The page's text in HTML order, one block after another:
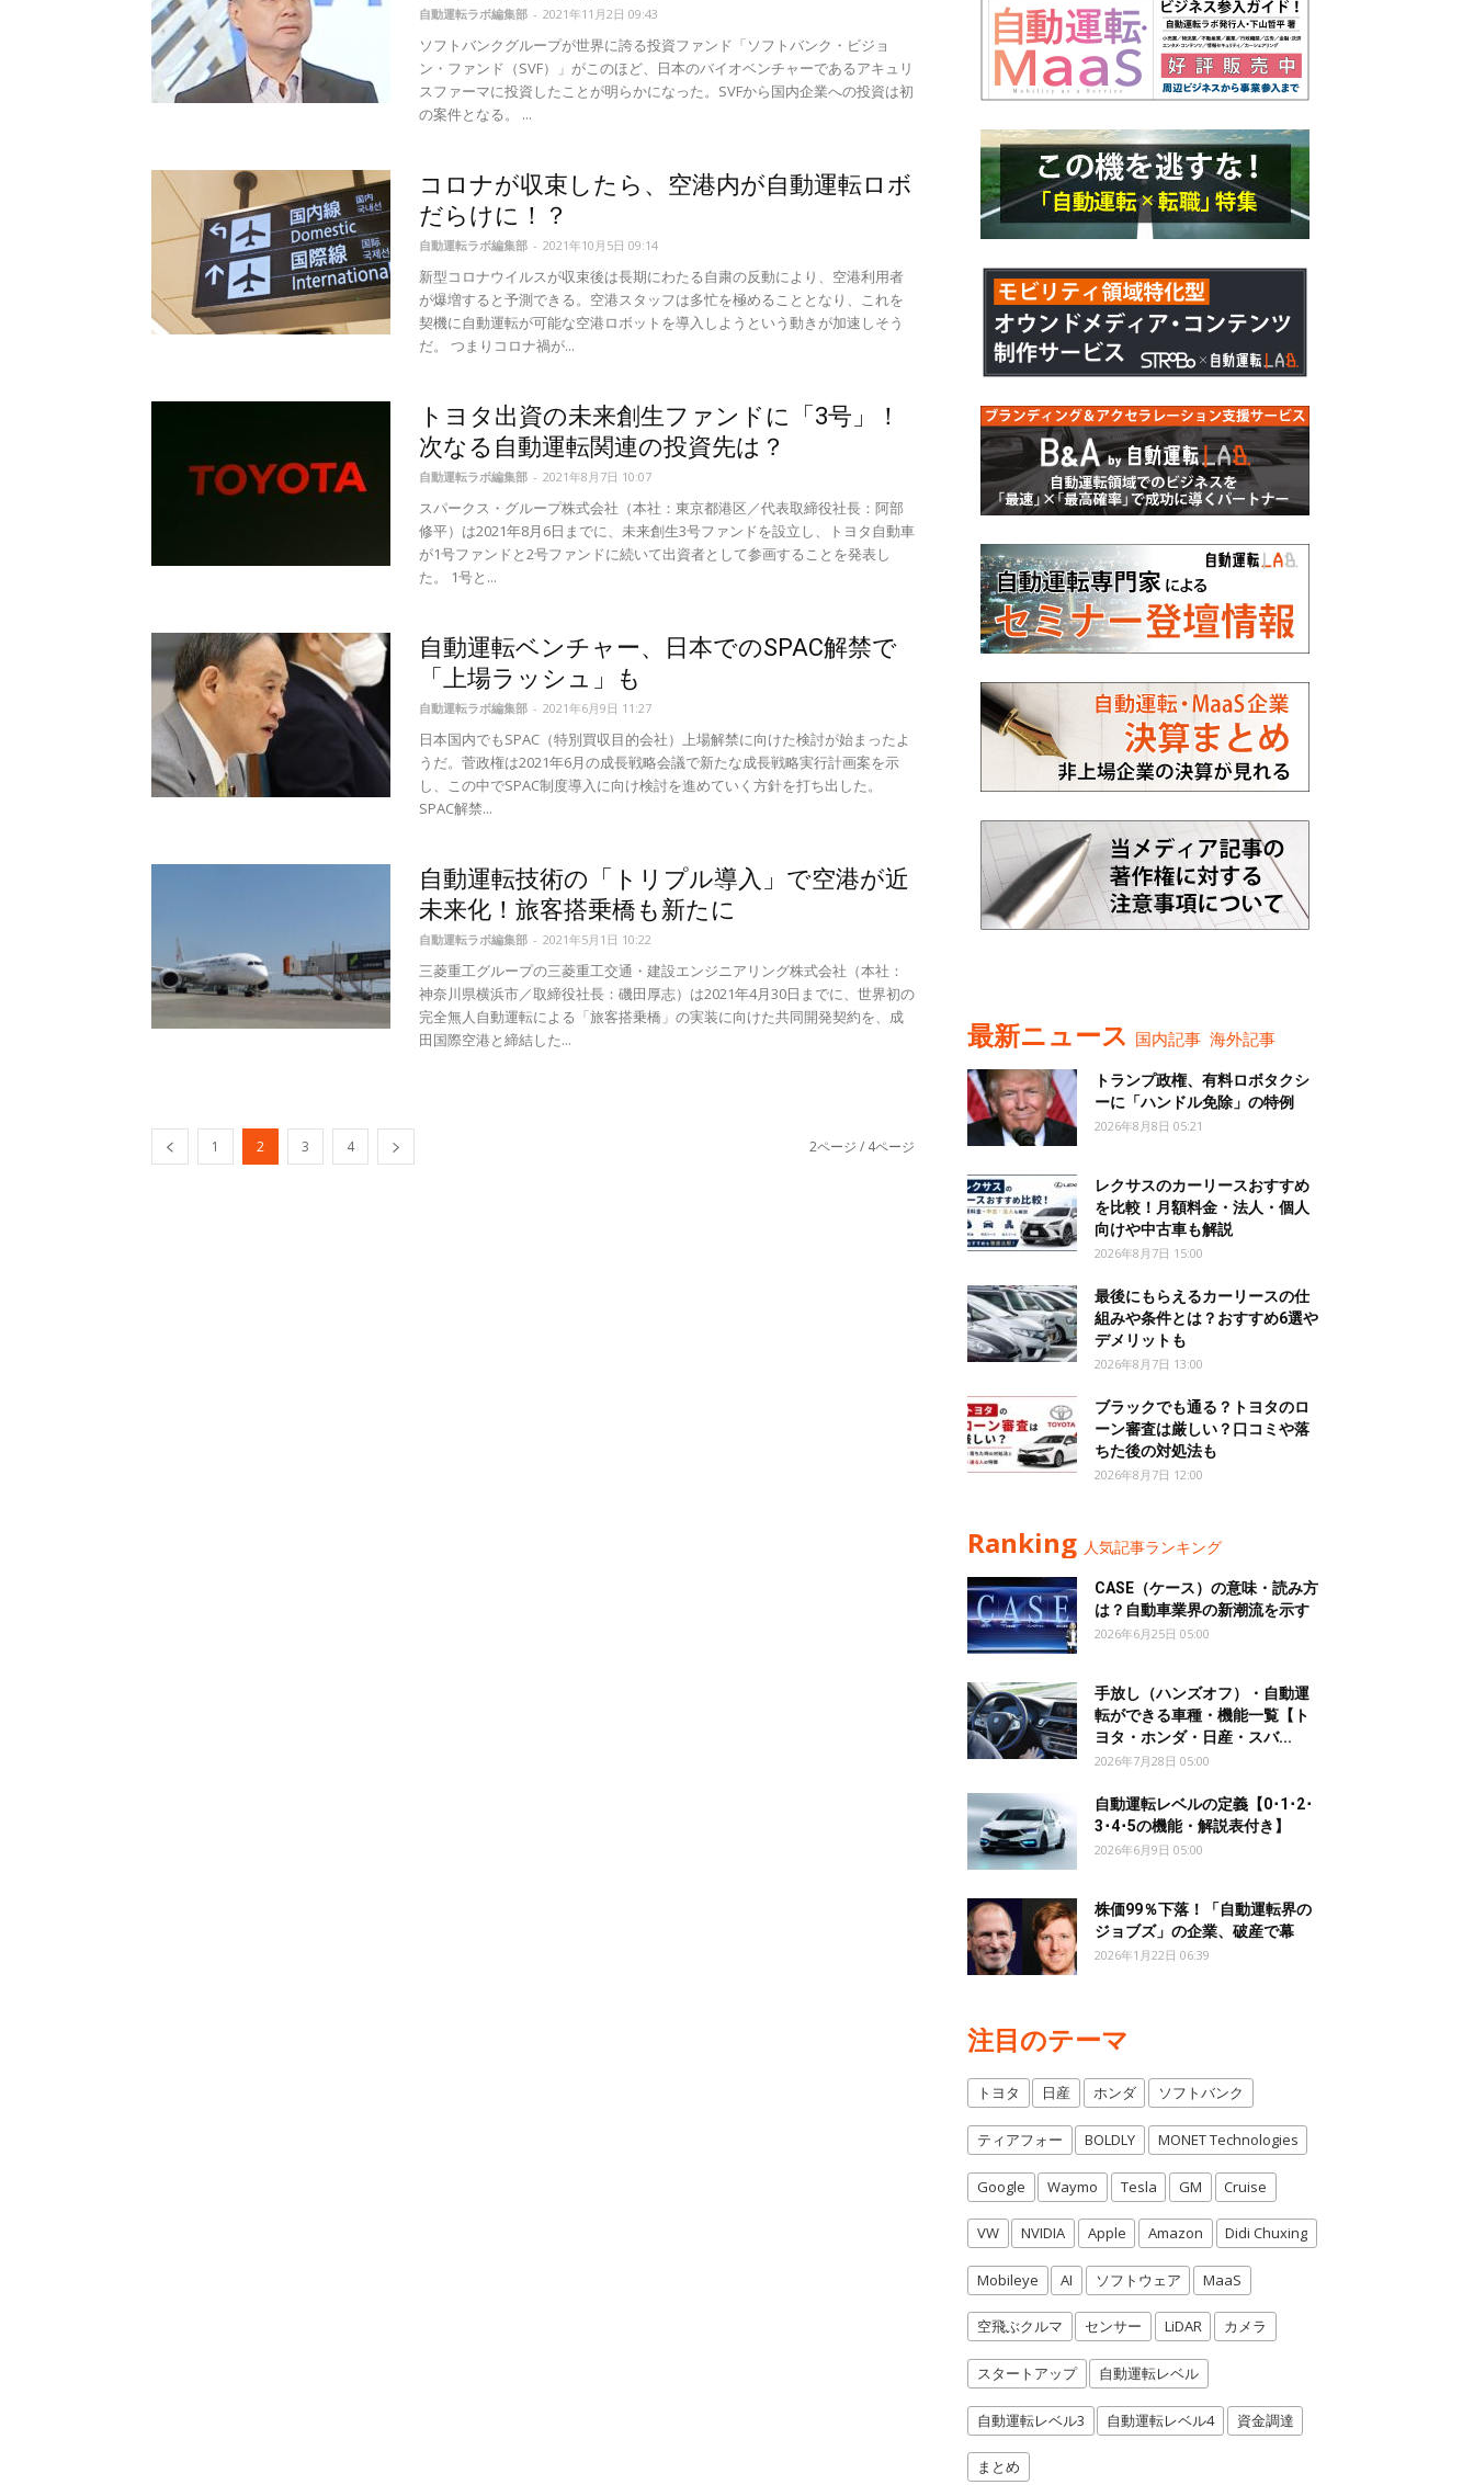
自動運転ラボ編集部 - 2021年11月2日 09:43
ソフトバンクグループが世界に誇る投資ファンド「ソフトバンク・ビジョ
ン・ファンド（SVF）」がこのほど、日本のバイオベンチャーであるアキュリ
スファーマに投資したことが明らかになった。SVFから国内企業への投資は初
の案件となる。 ...
コロナが収束したら、空港内が自動運転ロボ
だらけに！？
自動運転ラボ編集部 - 2021年10月5日 09:14
新型コロナウイルスが収束後は長期にわたる自粛の反動により、空港利用者
が爆増すると予測できる。空港スタッフは多忙を極めることとなり、これを
契機に自動運転が可能な空港ロボットを導入しようという動きが加速しそう
だ。 つまりコロナ禍が...
トヨタ出資の未来創生ファンドに「3号」！
次なる自動運転関連の投資先は？
自動運転ラボ編集部 - 2021年8月7日 10:07
スパークス・グループ株式会社（本社：東京都港区／代表取締役社長：阿部
修平）は2021年8月6日までに、未来創生3号ファンドを設立し、トヨタ自動車
が1号ファンドと2号ファンドに続いて出資者として参画することを発表し
た。 1号と...
自動運転ベンチャー、日本でのSPAC解禁で
「上場ラッシュ」も
自動運転ラボ編集部 - 2021年6月9日 11:27
日本国内でもSPAC（特別買収目的会社）上場解禁に向けた検討が始まったよ
うだ。菅政権は2021年6月の成長戦略会議で新たな成長戦略実行計画案を示
し、この中でSPAC制度導入に向け検討を進めていく方針を打ち出した。
SPAC解禁...
自動運転技術の「トリプル導入」で空港が近
未来化！旅客搭乗橋も新たに
自動運転ラボ編集部 - 2021年5月1日 10:22
三菱重工グループの三菱重工交通・建設エンジニアリング株式会社（本社：
神奈川県横浜市／取締役社長：磯田厚志）は2021年4月30日までに、世界初の
完全無人自動運転による「旅客搭乗橋」の実装に向けた共同開発契約を、成
田国際空港と締結した...
1 2 3 4 2ページ / 4ページ
最新ニュース 国内記事 海外記事
トランプ政権、有料ロボタクシ
ーに「ハンドル免除」の特例
2026年8月8日 05:21
レクサスのカーリースおすすめ
を比較！月額料金・法人・個人
向けや中古車も解説
2026年8月7日 15:00
最後にもらえるカーリースの仕
組みや条件とは？おすすめ6選や
デメリットも
2026年8月7日 13:00
ブラックでも通る？トヨタのロ
ーン審査は厳しい？口コミや落
ちた後の対処法も
2026年8月7日 12:00
Ranking 人気記事ランキング
CASE（ケース）の意味・読み方
は？自動車業界の新潮流を示す
2026年6月25日 05:00
手放し（ハンズオフ）・自動運
転ができる車種・機能一覧【ト
ヨタ・ホンダ・日産・スバ...
2026年7月28日 05:00
自動運転レベルの定義【0･1･2･
3･4･5の機能・解説表付き】
2026年6月9日 05:00
株価99％下落！「自動運転界の
ジョブズ」の企業、破産で幕
2026年1月22日 06:39
注目のテーマ
トヨタ 日産 ホンダ ソフトバンク
ティアフォー BOLDLY MONET Technologies
Google Waymo Tesla GM Cruise
VW NVIDIA Apple Amazon Didi Chuxing
Mobileye AI ソフトウェア MaaS
空飛ぶクルマ センサー LiDAR カメラ
スタートアップ 自動運転レベル
自動運転レベル3 自動運転レベル4 資金調達
まとめ